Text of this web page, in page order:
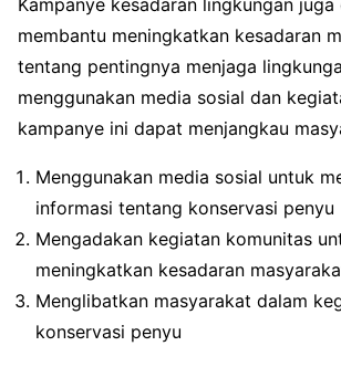
membantu meningkatkan kesadaran
tentang pentingnya menjaga
menggunakan media sosial dan
kampanye ini dapat menjangkau
Menggunakan media sosial untuk
informasi tentang konservasi penyu
Mengadakan kegiatan komunitas
meningkatkan kesadaran
Menglibatkan masyarakat dalam
konservasi penyu